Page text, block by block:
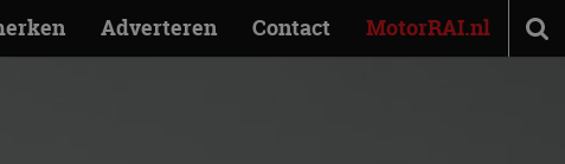
Adverteren Contact MotorRAI.nl